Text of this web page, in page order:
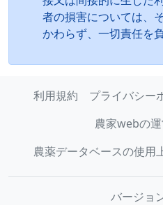
者の損害については、
かわらず、一切責任を
利用規約 プライバシー
農家webの
農薬データベースの使用
バージョ